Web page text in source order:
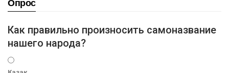
Опрос
Как правильно произносить самоназвание
нашего народа?